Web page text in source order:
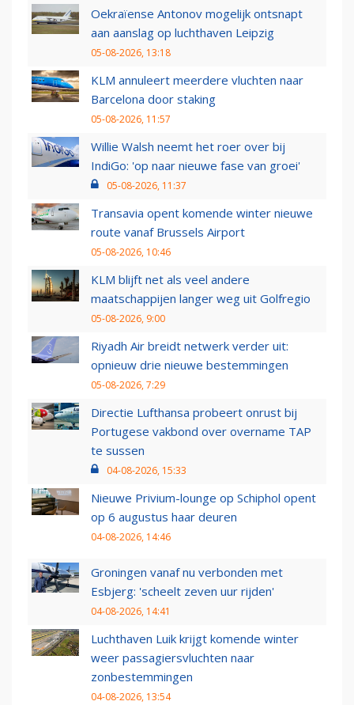
Oekraïense Antonov mogelijk ontsnapt
aan aanslag op luchthaven Leipzig
05-08-2026, 13:18
KLM annuleert meerdere vluchten naar
Barcelona door staking
05-08-2026, 11:57
Willie Walsh neemt het roer over bij
IndiGo: 'op naar nieuwe fase van groei'
05-08-2026, 11:37
Transavia opent komende winter nieuwe
route vanaf Brussels Airport
05-08-2026, 10:46
KLM blijft net als veel andere
maatschappijen langer weg uit Golfregio
05-08-2026, 9:00
Riyadh Air breidt netwerk verder uit:
opnieuw drie nieuwe bestemmingen
05-08-2026, 7:29
Directie Lufthansa probeert onrust bij
Portugese vakbond over overname TAP
te sussen
04-08-2026, 15:33
Nieuwe Privium-lounge op Schiphol opent
op 6 augustus haar deuren
04-08-2026, 14:46
Groningen vanaf nu verbonden met
Esbjerg: 'scheelt zeven uur rijden'
04-08-2026, 14:41
Luchthaven Luik krijgt komende winter
weer passagiersvluchten naar
zonbestemmingen
04-08-2026, 13:54